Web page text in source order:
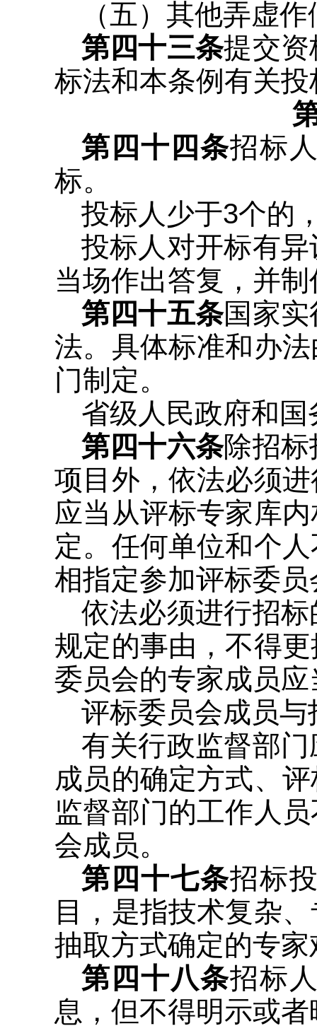
（五）其他弄虚
第四十三条提交
标法和本条例有关
第四十四条招标
标。
投标人少于3个的
投标人对开标有
当场作出答复，并
第四十五条国家
法。具体标准和办
门制定。
省级人民政府和
第四十六条除招
项目外，依法必须
应当从评标专家库
定。任何单位和个
相指定参加评标委
依法必须进行招
规定的事由，不得
委员会的专家成员
评标委员会成员
有关行政监督部
成员的确定方式、
监督部门的工作人
会成员。
第四十七条招标
目，是指技术复杂
抽取方式确定的专
第四十八条招标
息，但不得明示或